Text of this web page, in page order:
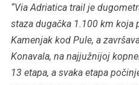
“Via Adriatica trail je
staza dugačka 1.100 km koja
Kamenjak kod Pule, a
Konavala, na najjužnijoj
13 etapa, a svaka etapa